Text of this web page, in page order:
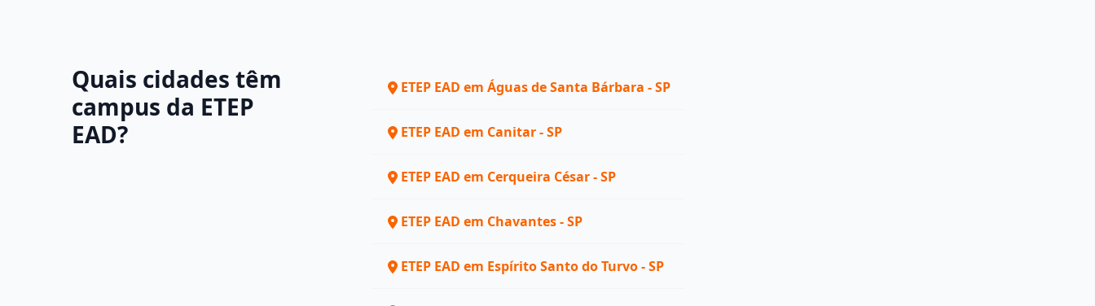
Quais cidades têm
campus da ETEP
EAD?
ETEP EAD em Águas de Santa Bárbara - SP
ETEP EAD em Canitar - SP
ETEP EAD em Cerqueira César - SP
ETEP EAD em Chavantes - SP
ETEP EAD em Espírito Santo do Turvo - SP